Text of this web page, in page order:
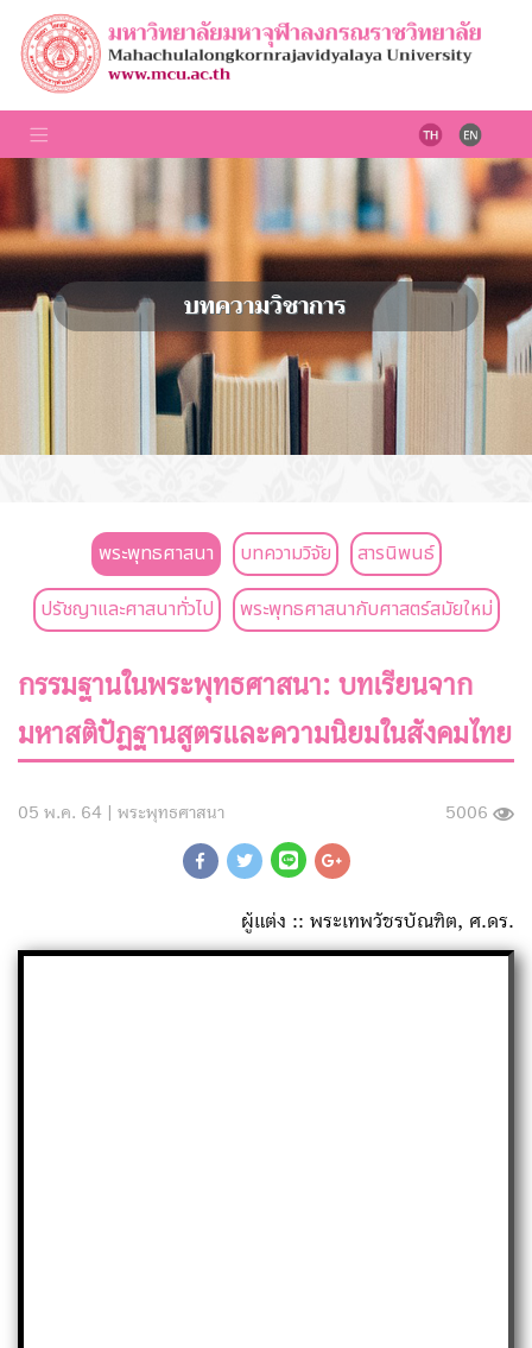
บทความวิชาการ
พระพุทธศาสนา บทความวิจัย
สารนิพนธ์
ปรัชญาและศาสนาทั่วไป
พระพุทธศาสนากับศาสตร์สมัยใหม่
กรรมฐานในพระพุทธศาสนา: บทเรียนจาก
มหาสติปัฏฐานสูตรและความนิยมในสังคมไทย
05 พ.ค. 64 | พระพุทธศาสนา 5006
ผู้แต่ง :: พระเทพวัชรบัณฑิต, ศ.ดร.